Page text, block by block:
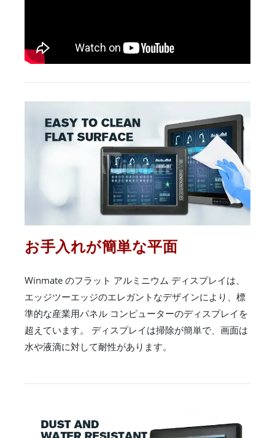
お手入れが簡単な平面
Winmate のフラット アルミニウム ディスプレイは、
エッジツーエッジのエレガントなデザインにより、標
準的な産業用パネル コンピューターのディスプレイを
超えています。 ディスプレイは掃除が簡単で、画面は
水や液滴に対して耐性があります。